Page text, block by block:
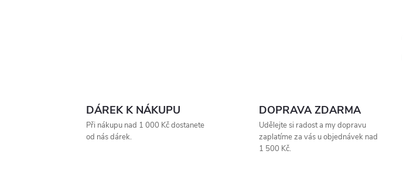
DÁREK K NÁKUPU
Při nákupu nad 1 000 Kč dostanete
od nás dárek.
DOPRAVA ZDARMA
Udělejte si radost a my dopravu
zaplatíme za vás u objednávek nad
1 500 Kč.